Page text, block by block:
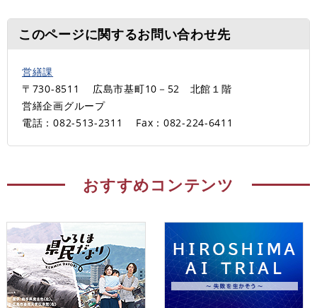
このページに関するお問い合わせ先
営繕課
〒730-8511
広島市基町10－52 北館１階
営繕企画グループ
電話：082-513-2311
Fax：082-224-6411
おすすめコンテンツ